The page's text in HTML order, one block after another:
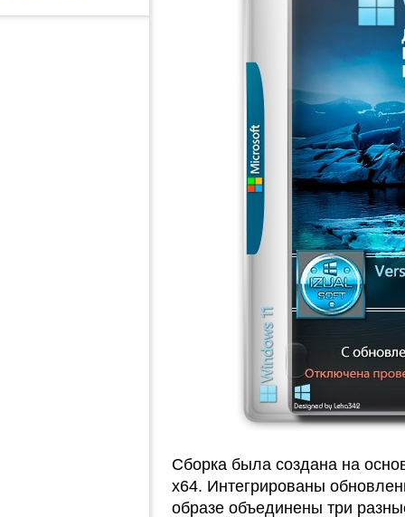
Сборка была создана на
x64. Интегрированы
образе объединены три